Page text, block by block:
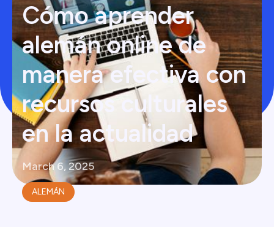
Cómo aprender
alemán online de
manera efectiva con
recursos culturales
en la actualidad
March 6, 2025
ALEMÁN